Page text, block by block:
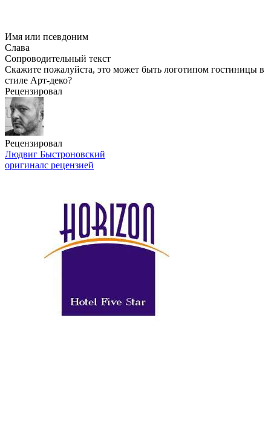
Имя или псевдоним
Слава
Сопроводительный текст
Скажите пожалуйста, это может быть логотипом гостиницы в
стиле Арт-деко?
Рецензировал
Рецензировал
Людвиг Быстроновский
оригиналс рецензией